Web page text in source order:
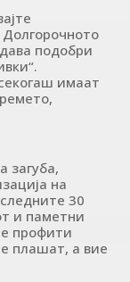
подобри
имаат
загуба,
на
30
и паметни
профити
плашат, а вие